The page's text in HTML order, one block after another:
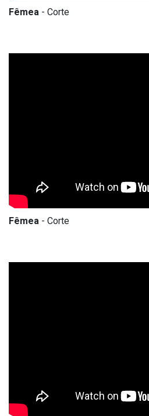
Fêmea - Corte
Fêmea - Corte